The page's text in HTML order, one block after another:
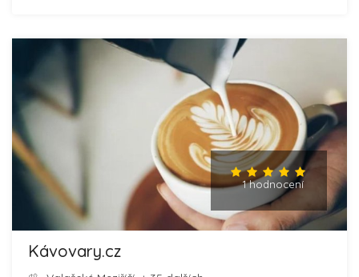
1 hodnocení
Kávovary.cz